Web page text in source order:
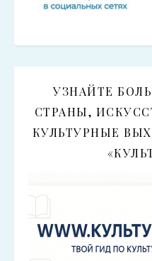
УЗНАЙТЕ
СТРАНЫ,
КУЛЬТУРНЫЕ